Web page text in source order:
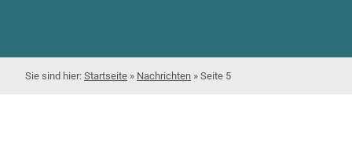
Startseite » Nachrichten » Seite 5